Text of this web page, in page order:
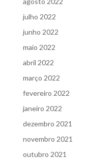
julho 2022
junho 2022
maio 2022
abril 2022
março 2022
fevereiro 2022
janeiro 2022
dezembro 2021
novembro 2021
outubro 2021